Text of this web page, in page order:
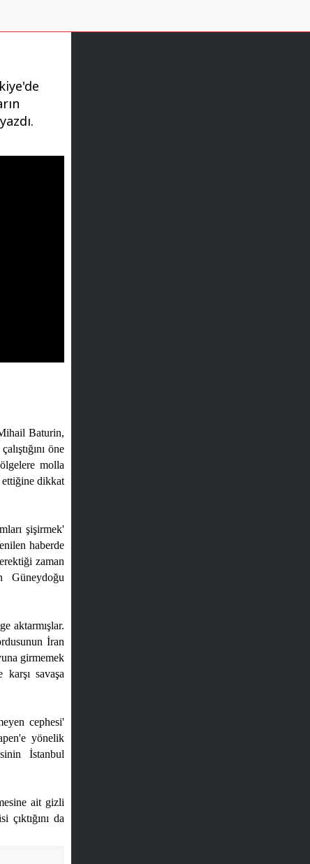
Baturin,
öne
molla
ettiğine dikkat
şişirmek'
haberde
zaman
aktarmışlar.
İran
girmemek
savaşa
cephesi'
yönelik
İstanbul
ait gizli
da